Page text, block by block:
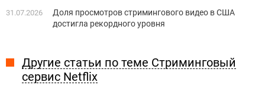
31.07.2026
Доля просмотров стримингового видео в США
достигла рекордного уровня
Другие статьи по теме Стриминговый
сервис Netflix